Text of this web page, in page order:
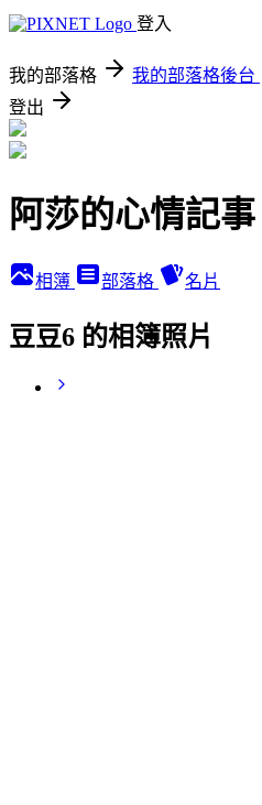
登入
我的部落格 我的部落格後台
登出
阿莎的心情記事
相簿 部落格 名片
豆豆6 的相簿照片